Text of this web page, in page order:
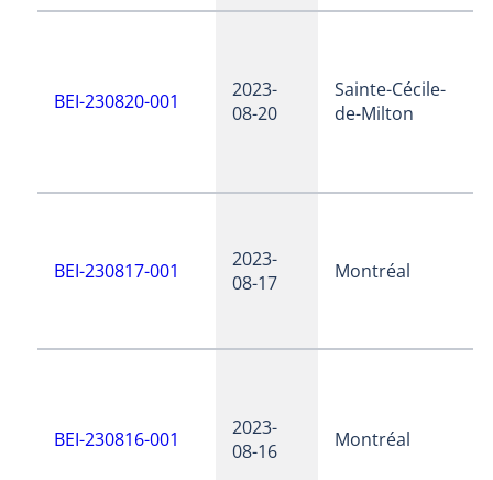
BEI-230820-001
2023-
08-20
Sainte-Cécile-
de-Milton
BEI-230817-001
2023-
08-17
Montréal
BEI-230816-001
2023-
08-16
Montréal